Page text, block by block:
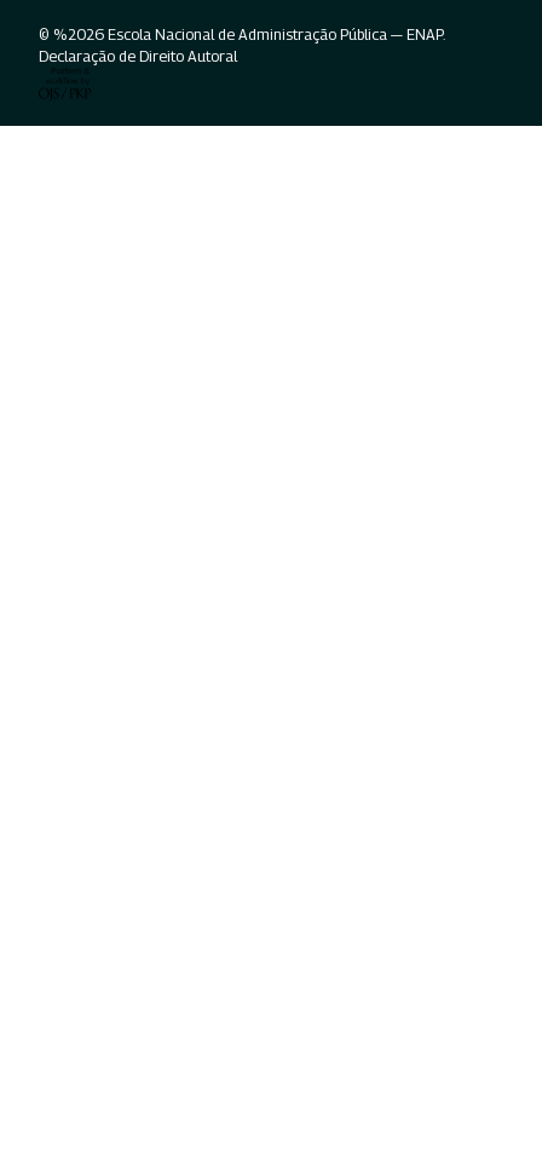
© %2026 Escola Nacional de Administração Pública — ENAP.
Declaração de Direito Autoral